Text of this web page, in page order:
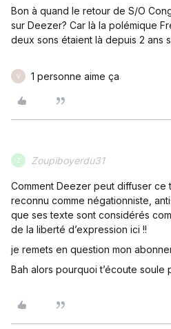
Bon à quand le retour de S/O
sur Deezer? Car là la polémique
deux sons étaient là depuis 2 ans
V 1 personne aime ça
Z Zoupiboyerdu31
Comment Deezer peut diffuser ce
reconnu comme négationniste,
que ses texte sont considérés
de la liberté d’expression ici !!
je remets en question mon
Bah alors pourquoi t’écoute soule